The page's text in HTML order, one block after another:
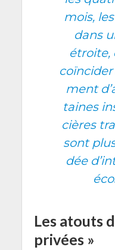
mois,
dans
étroite,
ment
taines
cières
sont
dée
Les atouts
privées »